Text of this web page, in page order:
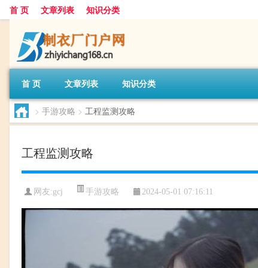
首 页 文章列表 知识分类
首 页 文章列表 知识分类
> 手游攻略 > 工程监测攻略
工程监测攻略
网友:gcj 手游攻略 2024-05-01 07:16:11